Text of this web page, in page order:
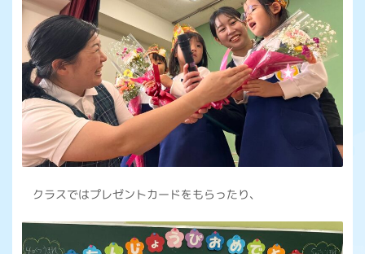
クラスではプレゼントカードをもらったり、